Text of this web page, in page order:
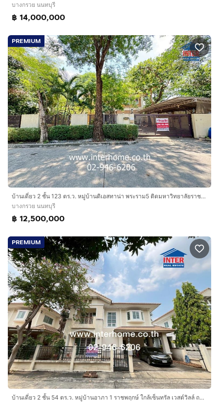
บางกรวย นนทบุรี
฿ 14,000,000
PREMIUM
บ้านเดี่ยว 2 ชั้น 123 ตร.ว. หมู่บ้านดิเอสทาน่า พระราม5 ติดมหาวิทยาลัยราชพฤกษ์ ถนนพระราม5-นครอินทร์ ถนนราชพฤกษ์ บางกรวย นนทบุรี
บางกรวย นนทบุรี
฿ 12,500,000
PREMIUM
บ้านเดี่ยว 2 ชั้น 54 ตร.ว. หมู่บ้านอาภา 1 ราชพฤกษ์ ใกล้เซ็นทรัล เวสต์วิลล์ ถนนราชพฤกษ์ ถนนนครอินทร์ บางกรวย นนทบุรี